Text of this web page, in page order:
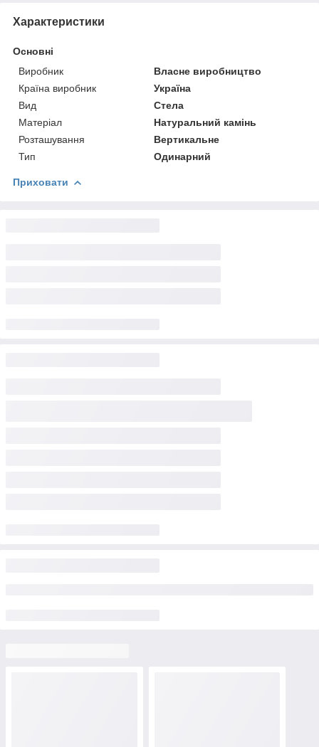
Характеристики
Основні
Виробник
Власне виробництво
Країна виробник
Україна
Вид
Стела
Матеріал
Натуральний камінь
Розташування
Вертикальне
Тип
Одинарний
Приховати